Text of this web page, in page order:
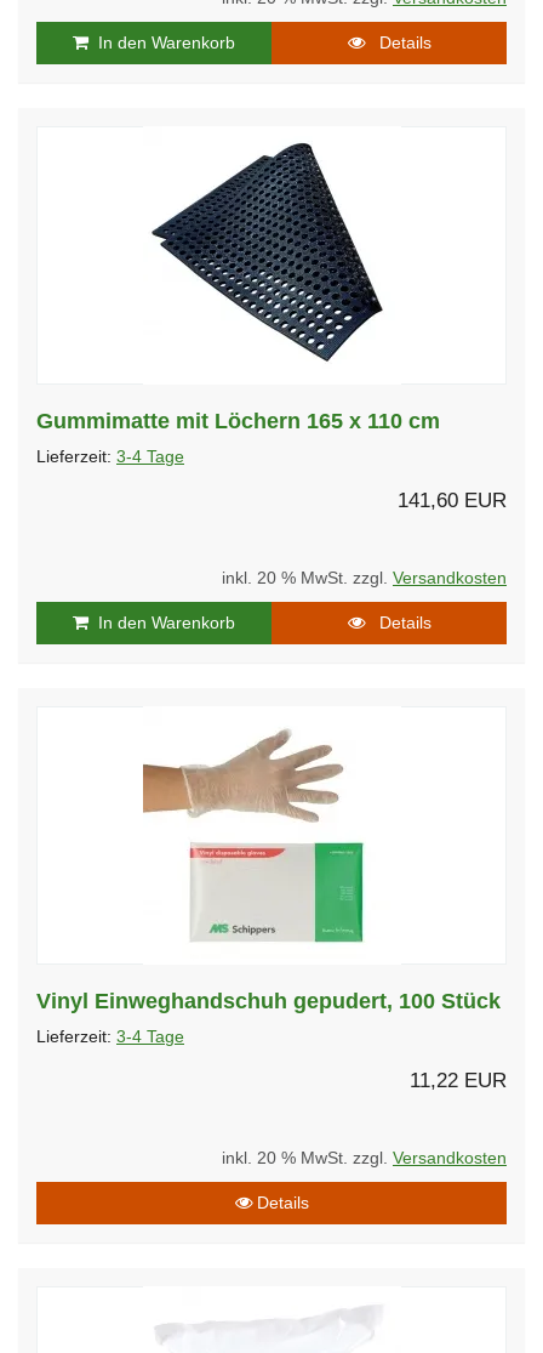
In den Warenkorb Details
Gummimatte mit Löchern 165 x 110 cm
Lieferzeit: 3-4 Tage
141,60 EUR
inkl. 20 % MwSt. zzgl. Versandkosten
In den Warenkorb Details
Vinyl Einweghandschuh gepudert, 100 Stück
Lieferzeit: 3-4 Tage
11,22 EUR
inkl. 20 % MwSt. zzgl. Versandkosten
Details